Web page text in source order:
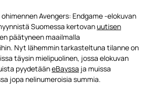
Avengers: Endgame -elokuvan
Suomessa kertovanuutisen
päätyneen maailmalla
Nyt lähemmin tarkasteltuna tilanne on
täysin mielipuolinen, jossa elokuvan
pyydetääneBayssa ja muissa
jopa nelinumeroisia summia.